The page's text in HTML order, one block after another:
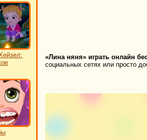
«Лина няня» играть онлайн
социальных сетях или просто